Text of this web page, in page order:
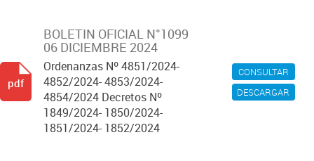
CONSULTAR
DESCARGAR
BOLETIN OFICIAL N°1099
06 DICIEMBRE 2024
Ordenanzas Nº 4851/2024-
4852/2024- 4853/2024-
4854/2024 Decretos Nº
1849/2024- 1850/2024-
1851/2024- 1852/2024
pdf